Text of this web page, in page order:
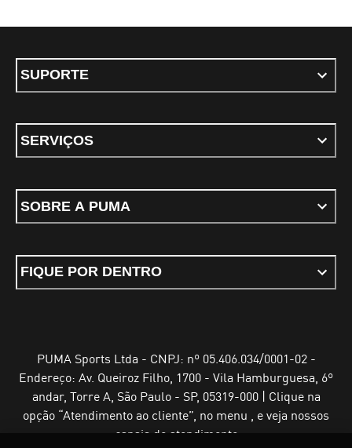
SUPORTE
SERVIÇOS
SOBRE A PUMA
FIQUE POR DENTRO
PUMA Sports Ltda - CNPJ: nº 05.406.034/0001-02 -
Endereço: Av. Queiroz Filho, 1700 - Vila Hamburguesa, 6º
andar, Torre A, São Paulo - SP, 05319-000 | Clique na
opção “Atendimento ao cliente”, no menu , e veja nossos
canais de atendimento